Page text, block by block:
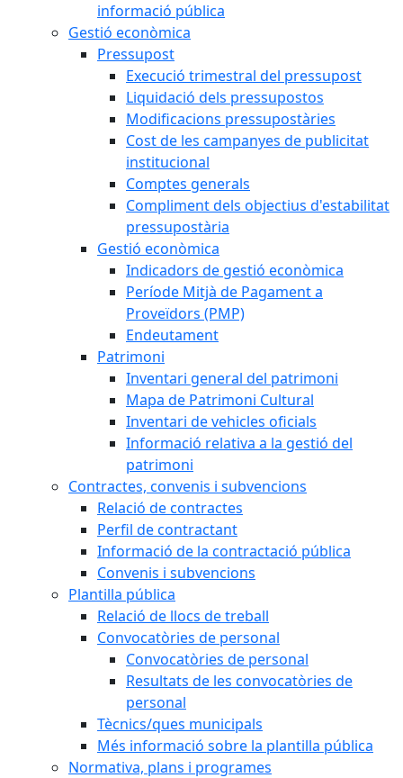
informació pública
Gestió econòmica
Pressupost
Execució trimestral del pressupost
Liquidació dels pressupostos
Modificacions pressupostàries
Cost de les campanyes de publicitat
institucional
Comptes generals
Compliment dels objectius d'estabilitat
pressupostària
Gestió econòmica
Indicadors de gestió econòmica
Període Mitjà de Pagament a
Proveïdors (PMP)
Endeutament
Patrimoni
Inventari general del patrimoni
Mapa de Patrimoni Cultural
Inventari de vehicles oficials
Informació relativa a la gestió del
patrimoni
Contractes, convenis i subvencions
Relació de contractes
Perfil de contractant
Informació de la contractació pública
Convenis i subvencions
Plantilla pública
Relació de llocs de treball
Convocatòries de personal
Convocatòries de personal
Resultats de les convocatòries de
personal
Tècnics/ques municipals
Més informació sobre la plantilla pública
Normativa, plans i programes